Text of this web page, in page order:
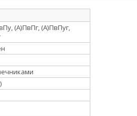
(А)ПвПг, (А)ПвПуг,